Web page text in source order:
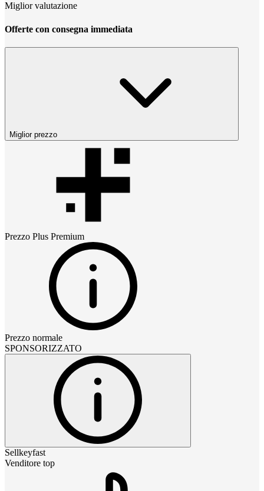
Miglior valutazione
Offerte con consegna immediata
Miglior prezzo
Prezzo Plus Premium
Prezzo normale
SPONSORIZZATO
Sellkeyfast
Venditore top